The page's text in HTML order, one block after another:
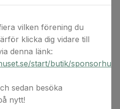
stöd av AI
vilken förening du
klicka dig vidare till
denna länk:
start/butik/
sedan besöka
nytt!